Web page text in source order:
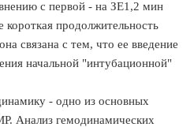
с первой - на ЗЕ1,2 мин
продолжительность
связана с тем, что ее введение
начальной "интубационной"
- одно из основных
Анализ гемодинамических